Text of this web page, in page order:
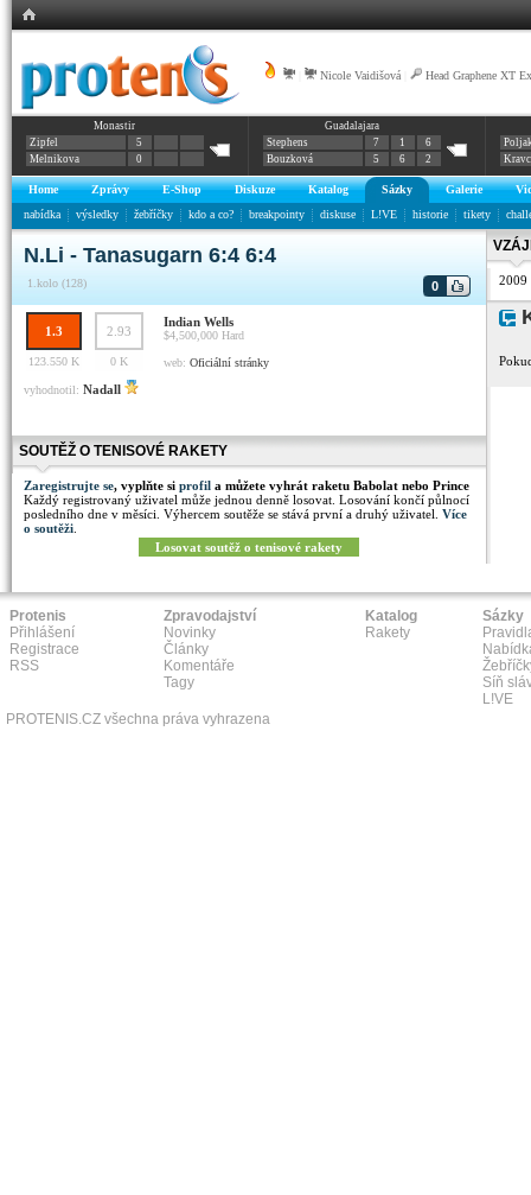
Nicole Vaidišová Head Graphene XT
Monastir
Zipfel
5
Melnikova
0
Guadalajara
Stephens
7 1
6
Bouzková
5 6 2
Home Zprávy E-Shop Diskuze Katalog Sázky Galerie
nabídka
výsledky žebříčky kdo a co? breakpointy diskuse L!VE historie tikety
N.Li - Tanasugarn 6:4 6:4
1.kolo (128) 0
1.3 2.93
Indian Wells
$4,500,000 Hard
123.550 K
0 K web: Oficiální stránky
vyhodnotil: Nadall
SOUTĚŽ O TENISOVÉ RAKETY
Zaregistrujte se, vyplňte si profil a můžete vyhrát raketu Babolat nebo Prince
Každý registrovaný uživatel může jednou denně losovat. Losování končí půlnocí
posledního dne v měsíci. Výhercem soutěže se stává první a druhý uživatel. Více
o soutěži
Losovat soutěž o tenisové rakety
2009
Protenis
Přihlášení
Registrace
RSS
Zpravodajství
Novinky
Články
Komentáře
Tagy
Katalog
Rakety
Sázky
Síň
L!VE
PROTENIS.CZ všechna práva vyhrazena